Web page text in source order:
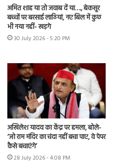
अमित शाह या तो जवाब दें या…., बेकसूर
बच्चों पर बरसाई लाठियां, नए बिल में कुछ
भी नया नहीं- खड़गे
30 July 2026 - 5:20 PM
अखिलेश यादव का केंद्र पर हमला, बोले-
‘जो राम मंदिर का चंदा नहीं बचा पाए, वे पेपर
कैसे बचाएंगे’
28 July 2026 - 4:08 PM